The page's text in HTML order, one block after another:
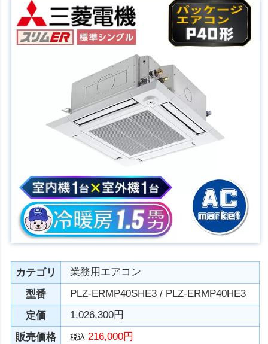
カテゴリ
業務用エアコン
型番
PLZ-ERMP40SHE3 / PLZ-ERMP40HE3
定価
1,026,300円
販売価格
税込216,000円